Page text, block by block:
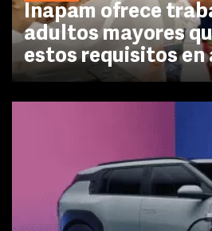
Inapam ofrece
adultos mayores
estos requisitos en